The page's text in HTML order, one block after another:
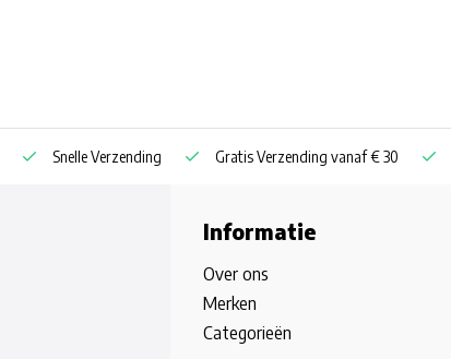
Snelle Verzending Gratis Verzending vanaf € 30
Informatie
Over ons
Merken
Categorieën